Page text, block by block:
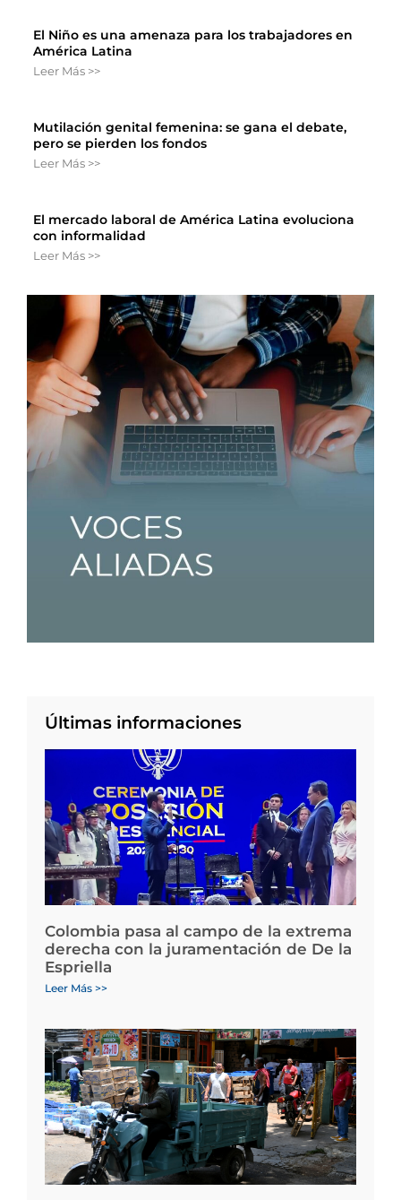
El Niño es una amenaza para los trabajadores en
América Latina
Leer Más >>
Mutilación genital femenina: se gana el debate,
pero se pierden los fondos
Leer Más >>
El mercado laboral de América Latina evoluciona
con informalidad
Leer Más >>
Últimas informaciones
Colombia pasa al campo de la extrema
derecha con la juramentación de De la
Espriella
Leer Más >>